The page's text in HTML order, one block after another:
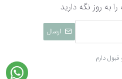
را به روز نگه دارید
ارسال
قبول دارم